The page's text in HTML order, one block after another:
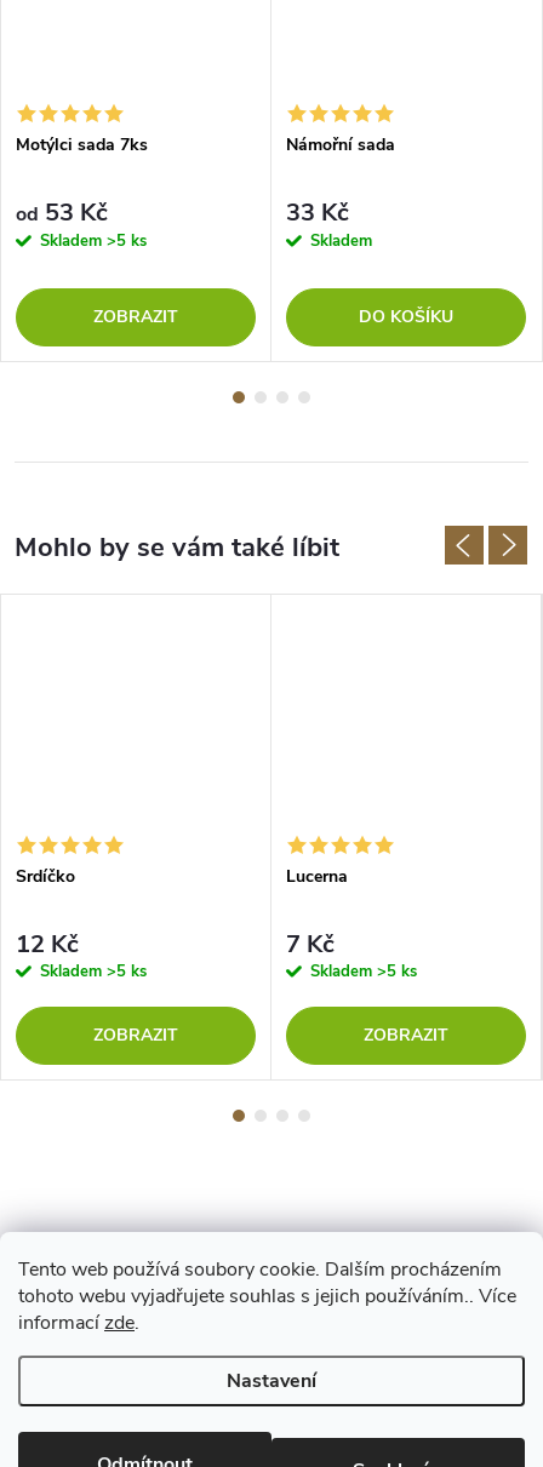
Tento web používá soubory cookie. Dalším procházením
tohoto webu vyjadřujete souhlas s jejich používáním.. Více
informacízde.
Nastavení
Motýlci sada 7ks
od 53 Kč
Skladem >5 ks
ZOBRAZIT
Námořní sada
33 Kč
Skladem
DO KOŠÍKU
Srdíčko
12 Kč
Skladem >5 ks
ZOBRAZIT
Lucerna
7 Kč
Skladem >5 ks
ZOBRAZIT
Z
á
pCopyright 2026www.vyrejeme.cz. Všechna práva vyhrazena.Upravit
nastavení cookies